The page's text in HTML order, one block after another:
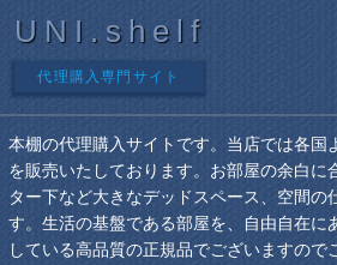
UNI.shelf
代理購入専門サイト
本棚の代理購入サイトです。当店では各国
を販売いたしております。お部屋の余白に
ター下など大きなデッドスペース、空間の
す。生活の基盤である部屋を、自由自在に
している高品質の正規品でございますので